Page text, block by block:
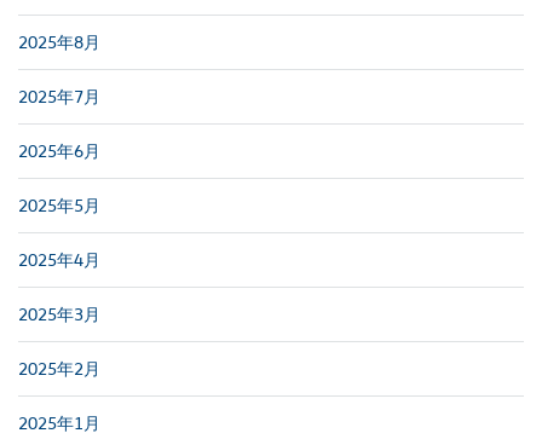
2025年8月
2025年7月
2025年6月
2025年5月
2025年4月
2025年3月
2025年2月
2025年1月